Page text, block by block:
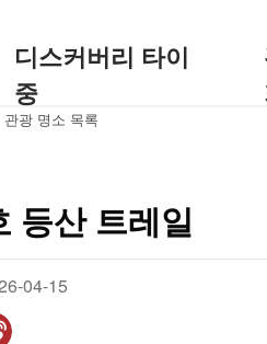
디스커버리 타이
중
관광 명소 목록
등산 트레일
04-15